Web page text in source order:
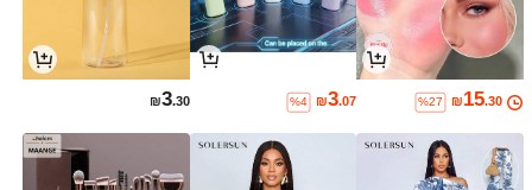
₪15.30
%27
₪3.07
%4
₪3.30